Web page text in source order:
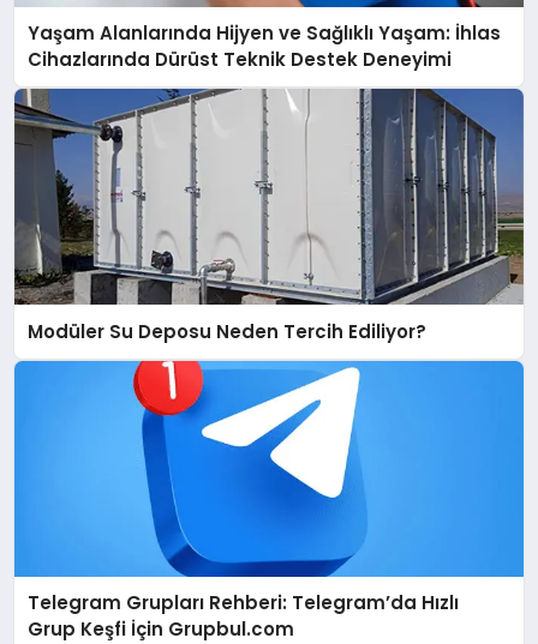
Yaşam Alanlarında Hijyen ve Sağlıklı Yaşam: İhlas
Cihazlarında Dürüst Teknik Destek Deneyimi
Modüler Su Deposu Neden Tercih Ediliyor?
Telegram Grupları Rehberi: Telegram’da Hızlı
Grup Keşfi İçin Grupbul.com